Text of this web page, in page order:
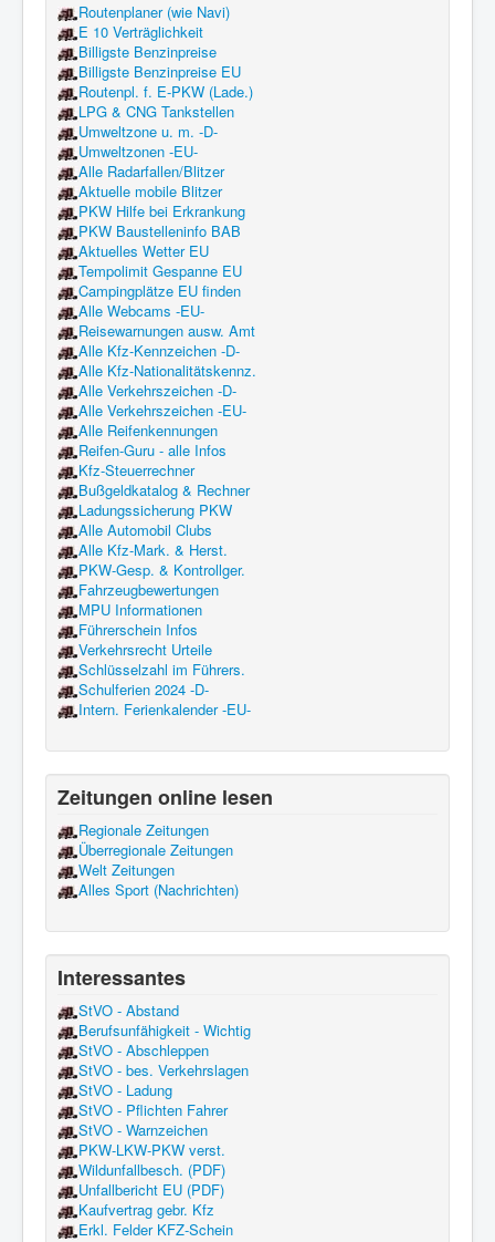
Routenplaner (wie Navi)
E 10 Verträglichkeit
Billigste Benzinpreise
Billigste Benzinpreise EU
Routenpl. f. E-PKW (Lade.)
LPG & CNG Tankstellen
Umweltzone u. m. -D-
Umweltzonen -EU-
Alle Radarfallen/Blitzer
Aktuelle mobile Blitzer
PKW Hilfe bei Erkrankung
PKW Baustelleninfo BAB
Aktuelles Wetter EU
Tempolimit Gespanne EU
Campingplätze EU finden
Alle Webcams -EU-
Reisewarnungen ausw. Amt
Alle Kfz-Kennzeichen -D-
Alle Kfz-Nationalitätskennz.
Alle Verkehrszeichen -D-
Alle Verkehrszeichen -EU-
Alle Reifenkennungen
Reifen-Guru - alle Infos
Kfz-Steuerrechner
Bußgeldkatalog & Rechner
Ladungssicherung PKW
Alle Automobil Clubs
Alle Kfz-Mark. & Herst.
PKW-Gesp. & Kontrollger.
Fahrzeugbewertungen
MPU Informationen
Führerschein Infos
Verkehrsrecht Urteile
Schlüsselzahl im Führers.
Schulferien 2024 -D-
Intern. Ferienkalender -EU-
Zeitungen online lesen
Regionale Zeitungen
Überregionale Zeitungen
Welt Zeitungen
Alles Sport (Nachrichten)
Interessantes
StVO - Abstand
Berufsunfähigkeit - Wichtig
StVO - Abschleppen
StVO - bes. Verkehrslagen
StVO - Ladung
StVO - Pflichten Fahrer
StVO - Warnzeichen
PKW-LKW-PKW verst.
Wildunfallbesch. (PDF)
Unfallbericht EU (PDF)
Kaufvertrag gebr. Kfz
Erkl. Felder KFZ-Schein